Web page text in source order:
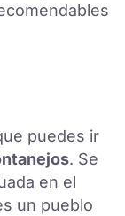
puedes ir
. Se
en el
un pueblo